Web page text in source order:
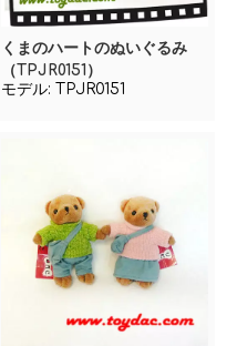
くまのハートのぬいぐるみ
（TPJR0151）
モデル: TPJR0151